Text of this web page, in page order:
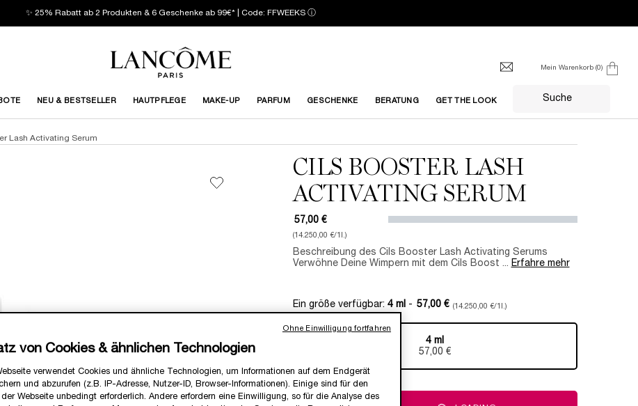
✨ 25% Rabatt ab 2 Produkten & 6 Geschenke ab 99€* | Code: FFWEEKS ⓘ
Mein Warenkorb 0
0 produkt
NEU & BESTSELLER HAUTPFLEGE MAKE-UP PARFUM GESCHENKE BERATUNG GET THE LOOK Suche
Lash Activating Serum
CILS BOOSTER LASH
ACTIVATING SERUM
57,00 €
(14.250,00 €/1l.)
Beschreibung des Cils Booster Lash Activating Serums
Verwöhne Deine Wimpern mit dem Cils Boost ... Erfahre mehr
Ein größe verfügbar: 4 ml - 57,00 € (14.250,00 €/1l.)
Ausgewählt
4 ml
57,00 €, 1 von 1
Anzahl
von Cookies & ähnlichen Technologien
verwendet Cookies und ähnliche Technologien, um Informationen auf dem Endgerät
und abzurufen (z.B. IP-Adresse, Nutzer-ID, Browser-Informationen). Einige sind für den
der Webseite unbedingt erforderlich. Andere erfordern eine Einwilligung, so für die Analyse des
Ohne Einwilligung fortfahren